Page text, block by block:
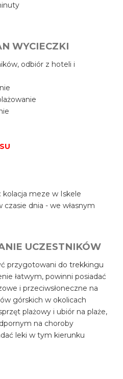
WYCIECZKI
odbiór z hoteli i
kolacja meze w Iskele
czasie dnia - we własnym
UCZESTNIKÓW
przygotowani do trekkingu
łatwym, powinni posiadać
i przeciwsłoneczne na
górskich w okolicach
plażowy i ubiór na plaże,
na choroby
leki w tym kierunku